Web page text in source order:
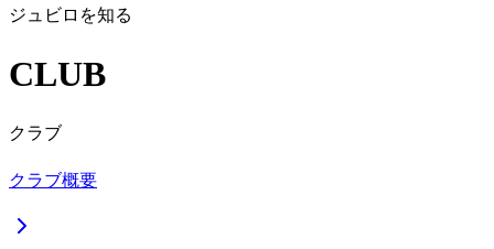
ジュビロを知る
CLUB
クラブ
クラブ概要